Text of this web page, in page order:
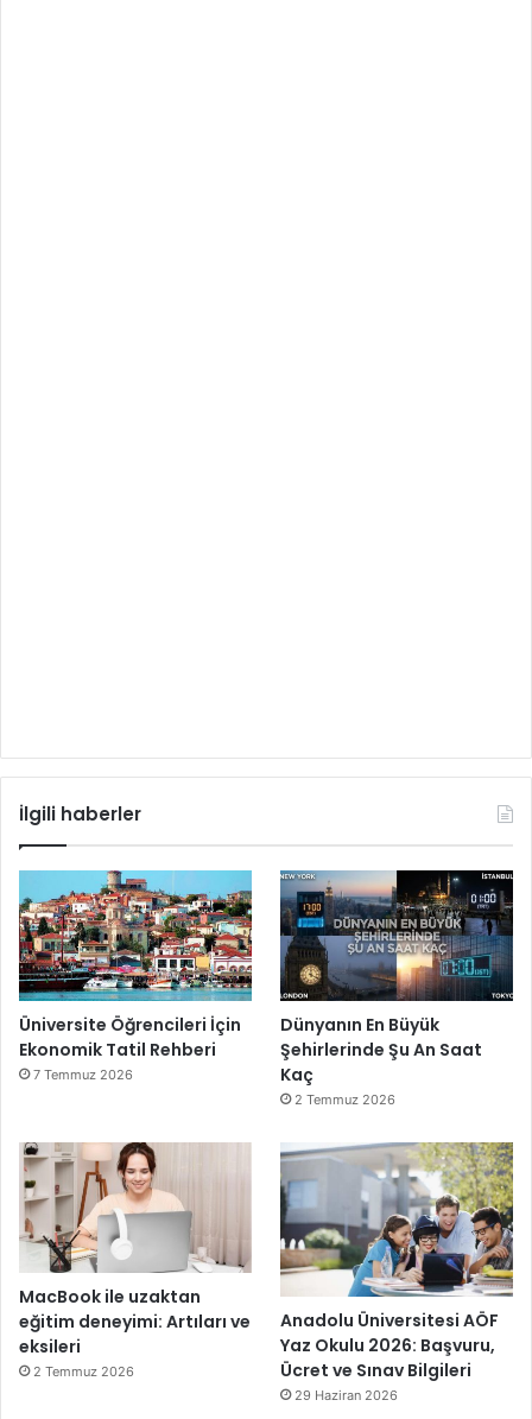
İlgili haberler
Üniversite Öğrencileri İçin
Ekonomik Tatil Rehberi
7 Temmuz 2026
Dünyanın En Büyük
Şehirlerinde Şu An Saat
Kaç
2 Temmuz 2026
MacBook ile uzaktan
eğitim deneyimi: Artıları ve
eksileri
2 Temmuz 2026
Anadolu Üniversitesi AÖF
Yaz Okulu 2026: Başvuru,
Ücret ve Sınav Bilgileri
29 Haziran 2026